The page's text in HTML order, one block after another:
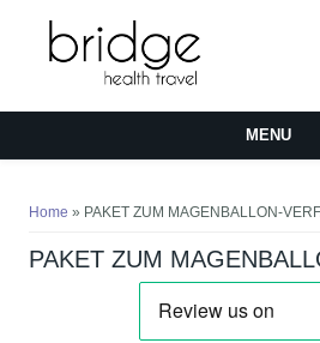
MENU
Home » PAKET ZUM MAGENBALLON-
PAKET ZUM